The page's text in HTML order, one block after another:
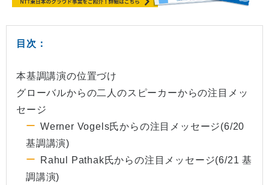
目次：
本基調講演の位置づけ
グローバルからの二人のスピーカーからの注目メッ
セージ
Werner Vogels氏からの注目メッセージ(6/20
基調講演)
Rahul Pathak氏からの注目メッセージ(6/21 基
調講演)